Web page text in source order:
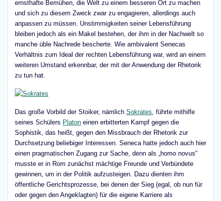
ernsthafte Bemühen, die Welt zu einem besseren Ort zu machen
und sich zu diesem Zweck zwar zu engagieren, allerdings auch
anpassen zu müssen. Unstimmigkeiten seiner Lebensführung
bleiben jedoch als ein Makel bestehen, der ihm in der Nachwelt so
manche üble Nachrede bescherte. Wie ambivalent Senecas
Verhältnis zum Ideal der rechten Lebensführung war, wird an einem
weiteren Umstand erkennbar, der mit der Anwendung der Rhetorik
zu tun hat.
Das große Vorbild der Stoiker, nämlich Sokrates, führte mithilfe
seines Schülers Platon einen erbitterten Kampf gegen die
Sophistik, das heißt, gegen den Missbrauch der Rhetorik zur
Durchsetzung beliebiger Interessen. Seneca hatte jedoch auch hier
einen pragmatischen Zugang zur Sache, denn als „homo novus“
musste er in Rom zunächst mächtige Freunde und Verbündete
gewinnen, um in der Politik aufzusteigen. Dazu dienten ihm
öffentliche Gerichtsprozesse, bei denen der Sieg (egal, ob nun für
oder gegen den Angeklagten) für die eigene Karriere als